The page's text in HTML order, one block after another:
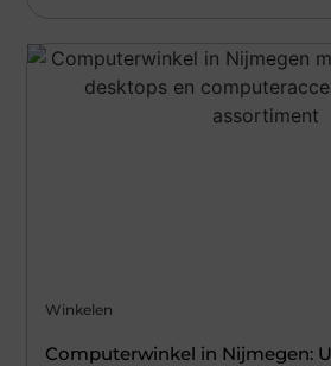
Winkelen
Computerwinkel in Nijmegen: